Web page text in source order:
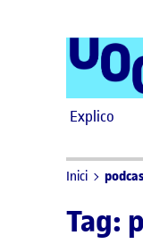
Explico
Inici
Tag: